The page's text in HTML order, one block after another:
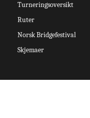
Turneringsoversikt
Ruter
Norsk Bridgefestival
Skjemaer